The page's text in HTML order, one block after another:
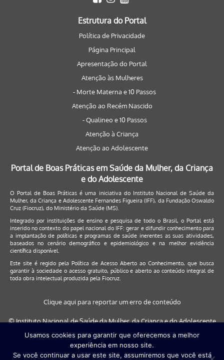
Estrutura do Portal
Política de Privacidade
Página Principal
Apresentação do Portal
Atenção às Mulheres
- Morte Materna e 10 Passos
Atenção ao Recém Nascido
- Qualineo e 10 Passos
Atenção à Criança
Atenção ao Adolescente
Portal de Boas Práticas em Saúde da Mulher, da Criança
e do Adolescente
O Portal de Boas Práticas é uma iniciativa do Instituto Nacional de Saúde da
Mulher, da Criança e Adolescente Fernandes Figueira (IFF), da Fundação Oswaldo
Cruz (Fiocruz), do Ministério da Saúde (MS).
Integrado por instituições de ensino e pesquisa de todo o Brasil, o Portal está
inserido no contexto do papel nacional do IFF: gerar e difundir conhecimento para
a implantação de políticas e programas de saúde inerentes as suas atividades,
baseados no cenário demográfico e epidemiológico e na melhor evidência
científica disponível.
Este site é regido pela Política de Acesso Aberto ao Conhecimento, que busca
garantir à sociedade o acesso gratuito, público e aberto ao conteúdo integral de
toda obra intelectual produzida pela Fiocruz.
Clique aqui para reportar um erro de conteúdo
© Instituto Nacional de Saúde da Mulher, da Criança e do Adolescente
Este site será melhor visualizado nos navegadores: Google Chrome (a
partir da versão 30) | Internet Explorer (a partir da versão 9) | FireFox (
Usamos cookies para garantir que oferecemos a melhor
experiência em nosso site.
Se você continuar a usar este site, assumiremos que você está